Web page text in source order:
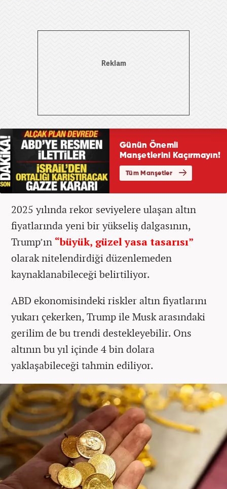
2025 yılında rekor seviyelere ulaşan altın
fiyatlarında yeni bir yükseliş dalgasının,
Trump’ın “büyük, güzel yasa tasarısı”
olarak nitelendirdiği düzenlemeden
kaynaklanabileceği belirtiliyor.
ABD ekonomisindeki riskler altın fiyatlarını
yukarı çekerken, Trump ile Musk arasındaki
gerilim de bu trendi destekleyebilir. Ons
altının bu yıl içinde 4 bin dolara
yaklaşabileceği tahmin ediliyor.